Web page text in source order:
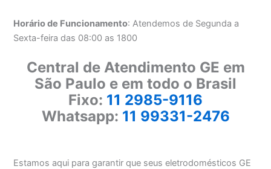
Horário de Funcionamento: Atendemos de Segunda a
Sexta-feira das 08:00 as 1800
Central de Atendimento GE em
São Paulo e em todo o Brasil
Fixo: 11 2985-9116
Whatsapp: 11 99331-2476
Estamos aqui para garantir que seus eletrodomésticos GE